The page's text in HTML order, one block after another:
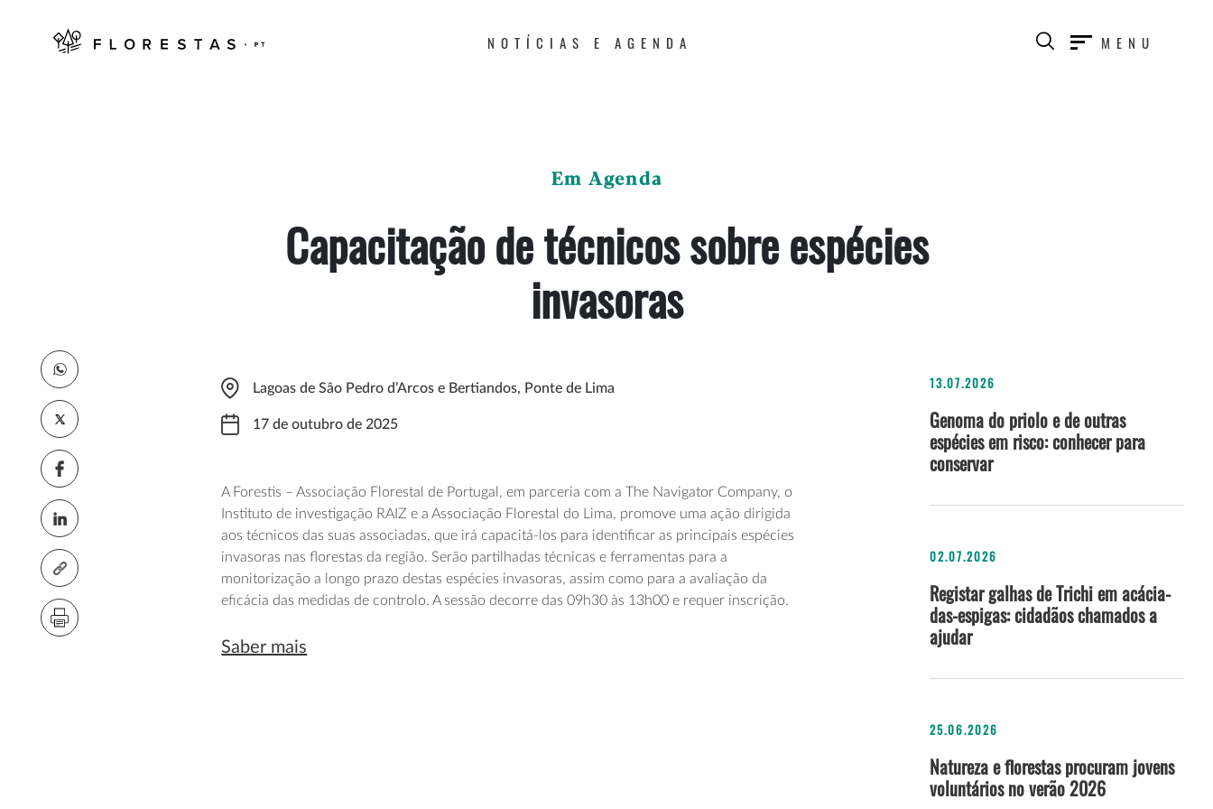
NOTÍCIAS E AGENDA MENU
Em Agenda
Capacitação de técnicos sobre espécies
invasoras
Lagoas de Sâo Pedro d’Arcos e Bertiandos, Ponte de Lima
17 de outubro de 2025
A Forestis – Associação Florestal de Portugal, em parceria com a The Navigator Company, o
Instituto de investigação RAIZ e a Associação Florestal do Lima, promove uma ação dirigida
aos técnicos das suas associadas, que irá capacitá-los para identificar as principais espécies
invasoras nas florestas da região. Serão partilhadas técnicas e ferramentas para a
monitorização a longo prazo destas espécies invasoras, assim como para a avaliação da
eficácia das medidas de controlo. A sessão decorre das 09h30 às 13h00 e requer inscrição.
Saber mais
13.07.2026
Genoma do priolo e de outras
espécies em risco: conhecer para
conservar
02.07.2026
Registar galhas de Trichi em acácia-
das-espigas: cidadãos chamados a
ajudar
25.06.2026
Natureza e florestas procuram jovens
voluntários no verão 2026